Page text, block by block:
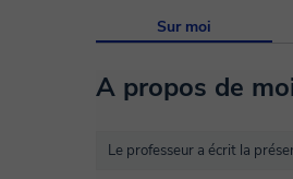
Sur moi
A propos de
Le professeur a écrit la